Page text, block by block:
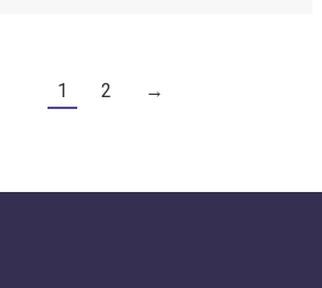
1 2 →